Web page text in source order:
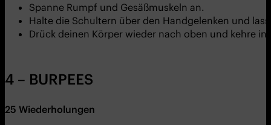
Spanne Rumpf und Gesäßmuskeln an.
Halte die Schultern über den Handgelenken und
Drück deinen Körper wieder nach oben und kehre
4 – BURPEES
25 Wiederholungen